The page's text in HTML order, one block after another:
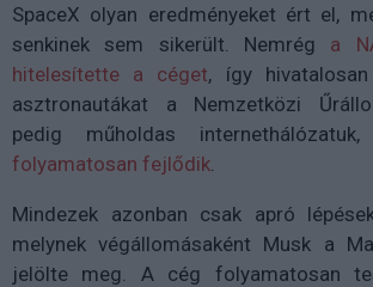
SpaceX olyan eredményeket ért el,
senkinek sem sikerült. Nemrég a
hitelesítette a céget, így
asztronautákat a Nemzetközi
pedig műholdas
folyamatosan fejlődik
Mindezek azonban csak apró
melynek végállomásaként Musk a
jelölte meg. A cég folyamatosan